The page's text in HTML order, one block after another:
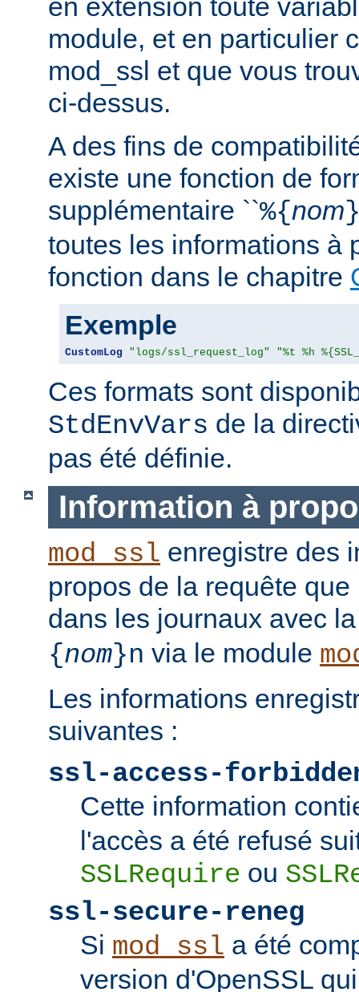
en extension toute
module, et en particulier
mod_ssl et que vous
ci-dessus.
A des fins de
existe une fonction de
supplémentaire ``%{nom
toutes les informations à
fonction dans le chapitre
Exemple
CustomLog "logs/ssl_request_log" "%t %h
Ces formats sont
StdEnvVars de la
pas été définie.
Information à
mod_ssl enregistre des
propos de la requête
dans les journaux avec
{nom}n via le module
Les informations
suivantes :
ssl-access-
Cette information
l'accès a été refusé
SSLRequire ou
ssl-secure-reneg
Si mod_ssl a été
version d'OpenSSL